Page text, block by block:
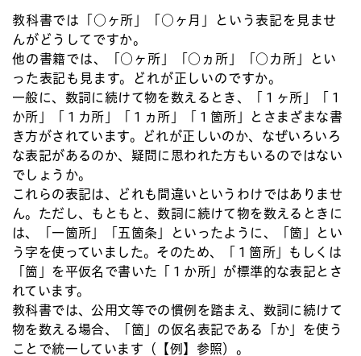
教科書では「○ヶ所」「○ヶ月」という表記を見ませ
んがどうしてですか。
他の書籍では、「○ヶ所」「○ヵ所」「○カ所」とい
った表記も見ます。どれが正しいのですか。
一般に、数詞に続けて物を数えるとき、「１ヶ所」「１
か所」「１カ所」「１ヵ所」「１箇所」とさまざまな書
き方がされています。どれが正しいのか、なぜいろいろ
な表記があるのか、疑問に思われた方もいるのではない
でしょうか。
これらの表記は、どれも間違いというわけではありませ
ん。ただし、もともと、数詞に続けて物を数えるときに
は、「一箇所」「五箇条」といったように、「箇」とい
う字を使っていました。そのため、「１箇所」もしくは
「箇」を平仮名で書いた「１か所」が標準的な表記とさ
れています。
教科書では、公用文等での慣例を踏まえ、数詞に続けて
物を数える場合、「箇」の仮名表記である「か」を使う
ことで統一しています（【例】参照）。